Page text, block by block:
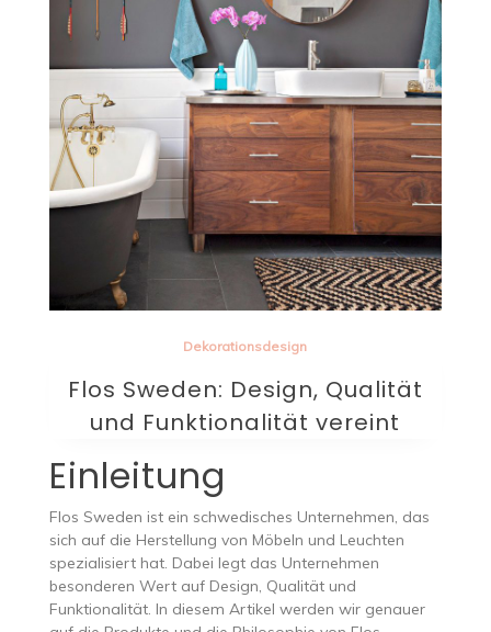
Dekorationsdesign
Flos Sweden: Design, Qualität
und Funktionalität vereint
Einleitung
Flos Sweden ist ein schwedisches Unternehmen, das
sich auf die Herstellung von Möbeln und Leuchten
spezialisiert hat. Dabei legt das Unternehmen
besonderen Wert auf Design, Qualität und
Funktionalität. In diesem Artikel werden wir genauer